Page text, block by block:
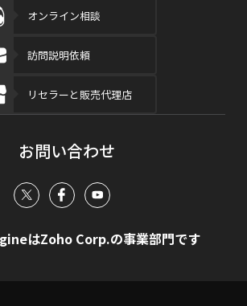
オンライン相談
訪問説明依頼
リセラーと販売代理店
お問い合わせ
はZoho Corp.の事業部門です